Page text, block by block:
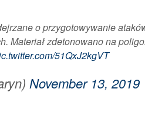
o przygotowywanie
Materiał zdetonowano na
51QxJ2kgVT
November 13, 2019